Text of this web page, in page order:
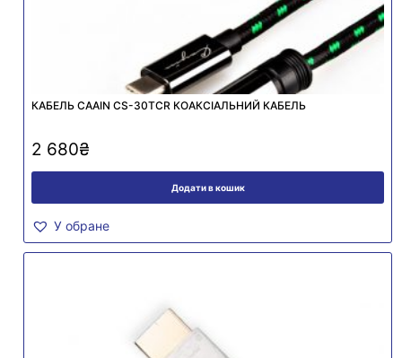
КАБЕЛЬ CAAIN CS-30TCR КОАКСІАЛЬНИЙ КАБЕЛЬ
2 680₴
Додати в кошик
У обране